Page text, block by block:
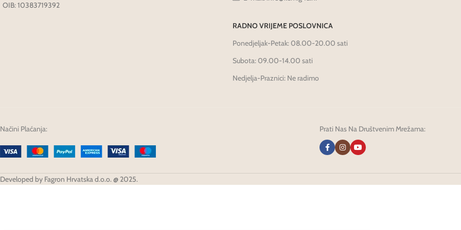
OIB: 10383719392
RADNO VRIJEME POSLOVNICA
Ponedjeljak-Petak: 08.00-20.00 sati
Subota: 09.00-14.00 sati
Nedjelja-Praznici: Ne radimo
Načini Plaćanja: Prati Nas Na Društvenim Mrežama:
Developed by Fagron Hrvatska d.o.o. @ 2025.